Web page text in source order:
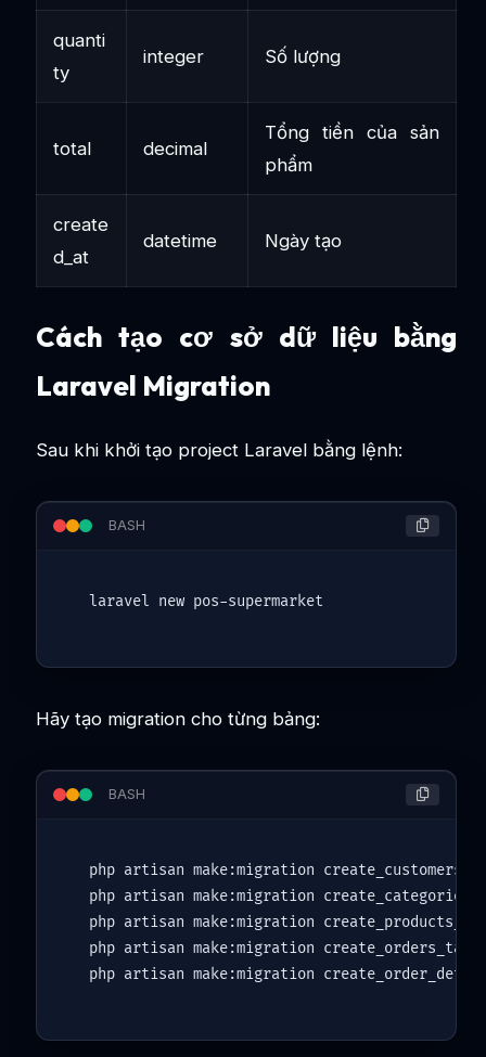
quanti
ty
integer Số lượng
total decimal
Tổng tiền của sản
phẩm
create
d_at
datetime Ngày tạo
Cách tạo cơ sở dữ liệu bằng
Laravel Migration
Sau khi khởi tạo project Laravel bằng lệnh:
BASH
Hãy tạo migration cho từng bảng:
BASH
php artisan make:migration
php artisan make:migration
php artisan make:migration
php artisan make:migration